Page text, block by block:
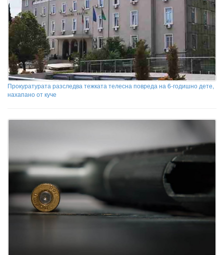
Прокуратурата разследва тежката телесна повреда на 6-годишно дете,
нахапано от куче